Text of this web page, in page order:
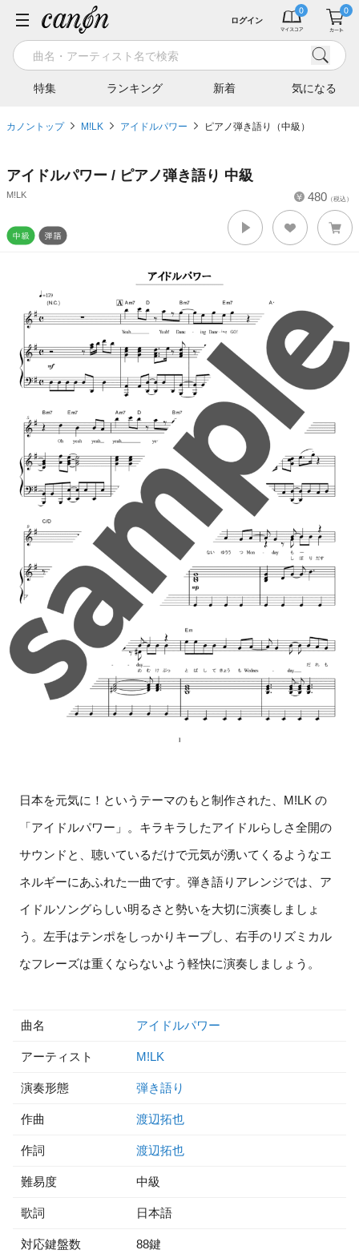
特集 ランキング 新着 気になる
ログイン
カノントップ M!LK アイドルパワー ピアノ弾き語り（中級）
アイドルパワー / ピアノ弾き語り 中級
M!LK 480 （税込）
日本を元気に！というテーマのもと制作された、M!LK の
「アイドルパワー」。キラキラしたアイドルらしさ全開の
サウンドと、聴いているだけで元気が湧いてくるようなエ
ネルギーにあふれた一曲です。弾き語りアレンジでは、ア
イドルソングらしい明るさと勢いを大切に演奏しましょ
う。左手はテンポをしっかりキープし、右手のリズミカル
なフレーズは重くならないよう軽快に演奏しましょう。
曲名 アイドルパワー
アーティスト M!LK
演奏形態 弾き語り
作曲 渡辺拓也
作詞 渡辺拓也
難易度 中級
歌詞 日本語
対応鍵盤数 88鍵